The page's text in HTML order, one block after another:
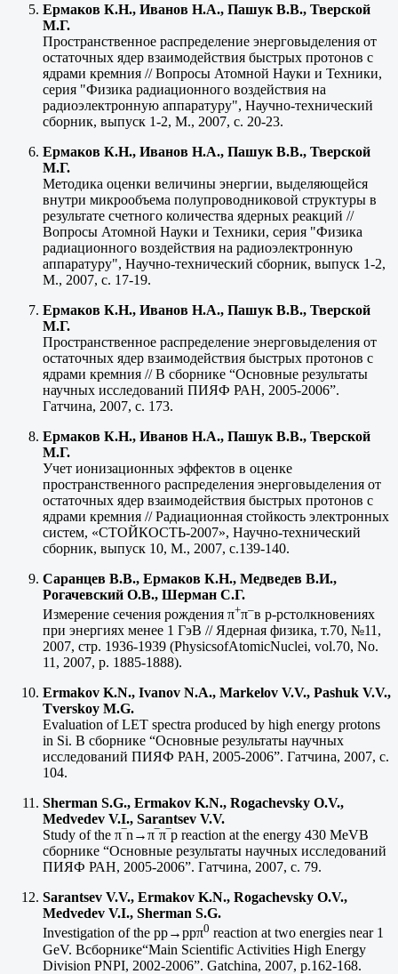
Ермаков К.Н., Иванов Н.А., Пашук В.В., Тверской
М.Г.
Пространственное распределение энерговыделения от
остаточных ядер взаимодействия быстрых протонов с
ядрами кремния // Вопросы Атомной Науки и Техники,
серия "Физика радиационного воздействия на
радиоэлектронную аппаратуру", Научно-технический
сборник, выпуск 1-2, М., 2007, с. 20-23.
Ермаков К.Н., Иванов Н.А., Пашук В.В., Тверской
М.Г.
Методика оценки величины энергии, выделяющейся
внутри микрообъема полупроводниковой структуры в
результате счетного количества ядерных реакций //
Вопросы Атомной Науки и Техники, серия "Физика
радиационного воздействия на радиоэлектронную
аппаратуру", Научно-технический сборник, выпуск 1-2,
М., 2007, с. 17-19.
Ермаков К.Н., Иванов Н.А., Пашук В.В., Тверской
М.Г.
Пространственное распределение энерговыделения от
остаточных ядер взаимодействия быстрых протонов с
ядрами кремния // В сборнике “Основные результаты
научных исследований ПИЯФ РАН, 2005-2006”.
Гатчина, 2007, с. 173.
Ермаков К.Н., Иванов Н.А., Пашук В.В., Тверской
М.Г.
Учет ионизационных эффектов в оценке
пространственного распределения энерговыделения от
остаточных ядер взаимодействия быстрых протонов с
ядрами кремния // Радиационная стойкость электронных
систем, «СТОЙКОСТЬ-2007», Научно-технический
сборник, выпуск 10, М., 2007, с.139-140.
Саранцев В.В., Ермаков К.Н., Медведев В.И.,
Рогачевский О.В., Шерман С.Г.
Измерение сечения рождения π+π–в p-pстолкновениях
при энергиях менее 1 ГэВ // Ядерная физика, т.70, №11,
2007, стр. 1936-1939 (PhysicsofAtomicNuclei, vol.70, No.
11, 2007, p. 1885-1888).
Ermakov K.N., Ivanov N.A., Markelov V.V., Pashuk V.V.,
Tverskoy M.G.
Evaluation of LET spectra produced by high energy protons
in Si. В сборнике “Основные результаты научных
исследований ПИЯФ РАН, 2005-2006”. Гатчина, 2007, с.
104.
Sherman S.G., Ermakov K.N., Rogachevsky O.V.,
Medvedev V.I., Sarantsev V.V.
Study of the π‾n→π‾π‾р reaction at the energy 430 MeVВ
сборнике “Основные результаты научных исследований
ПИЯФ РАН, 2005-2006”. Гатчина, 2007, с. 79.
Sarantsev V.V., Ermakov K.N., Rogachevsky O.V.,
Medvedev V.I., Sherman S.G.
Investigation of the рр→ррπ0 reaction at two energies near 1
GeV. Всборнике“Main Scientific Activities High Energy
Division PNPI, 2002-2006”. Gatchina, 2007, p.162-168.